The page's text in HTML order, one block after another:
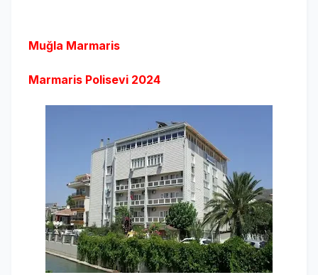
Muğla Marmaris
Marmaris Polisevi 2024